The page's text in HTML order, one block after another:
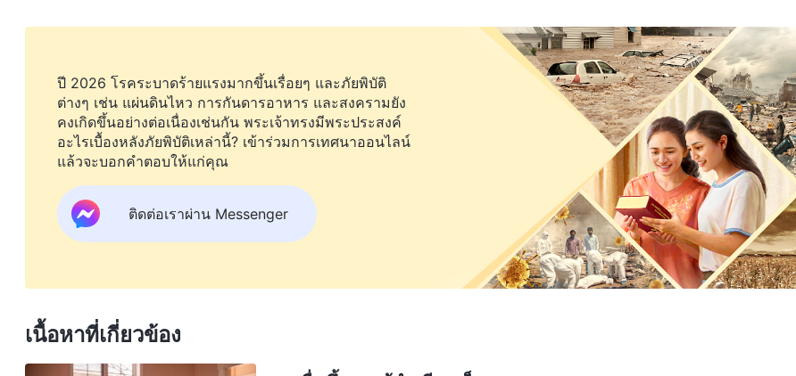
ต้องที่ฉันควรจะใช้ ดังนั้นฉันจึงกล่าวคำอธิษฐานขอให้พระเจ้าโปรดนำทางฉันในการทบทวนตัวเองและรู้จักตัวเอง
อยู่มาวันหนึ่ง ฉันได้อ่านพระวจนะของพระเจ้าที่เปิดโปงและชำแหละผู้นำจอมปลอมซึ่งช่วยให้ฉันเข้าใจตัวเองขึ้น
มาบ้าง พระวจนะของพระเจ้ากล่าวว่า “ผู้นำเทียมเท็จไม่ทำงานจริง แต่พวกเขารู้วิธีเป็นเจ้าหน้าที่รัฐ สิ่งแรกที่พวก
เขาทำทันทีที่ได้เป็นผู้นำคืออะไร? พวกเขาเริ่มพยายามเอาชนะใจผู้คน พวกเขาใช้แนวทาง ‘ผู้จัดการคนใหม่ย่อม
กระตือรือร้นที่จะสร้างความประทับใจ’ กล่าวคือ ก่อนอื่นพวกเขาทำบางสิ่งเพื่อประจบเอาใจผู้คน และจัดการบาง
เรื่องที่ทำให้ชีวิตของผู้คนง่ายดายขึ้น เริ่มแรกพวกเขาพยายามทำให้ผู้คนเกิดความประทับใจ แสดงให้ทุกคนเห็น
ว่าพวกเขาเข้ากันได้กับมวลชน เพื่อให้ทุกคนยกย่องพวกเขาและพูดว่า ‘พวกเขาเป็นเหมือนพ่อแม่ของพวกเราเลย!’
จากนั้นพวกเขาก็เข้าควบคุมอย่างเป็นทางการ พวกเขารู้สึกว่าตอนนี้พวกเขาได้รับการสนับสนุนจากคนส่วนใหญ่
เขาสมควรได้อยู่แล้ว คติพจน์ของพวกเขาคือ ‘ชีวิตคือการกินดีและแต่งตัวสวยเท่านั้น’ ‘ชีวิตนี้สั้น ดังนั้นควรสุข
ปี 2026 โรคระบาดร้ายแรงมากขึ้นเรื่อยๆ และภัยพิบัติ
ต่างๆ เช่น แผ่นดินไหว การกันดารอาหาร และสงครามยัง
คงเกิดขึ้นอย่างต่อเนื่องเช่นกัน พระเจ้าทรงมีพระประสงค์
อะไรเบื้องหลังภัยพิบัติเหล่านี้? เข้าร่วมการเทศนาออนไลน์
แล้วจะบอกคำตอบให้แก่คุณ
ติดต่อเราผ่าน Messenger
เนื้อหาที่เกี่ยวข้อง